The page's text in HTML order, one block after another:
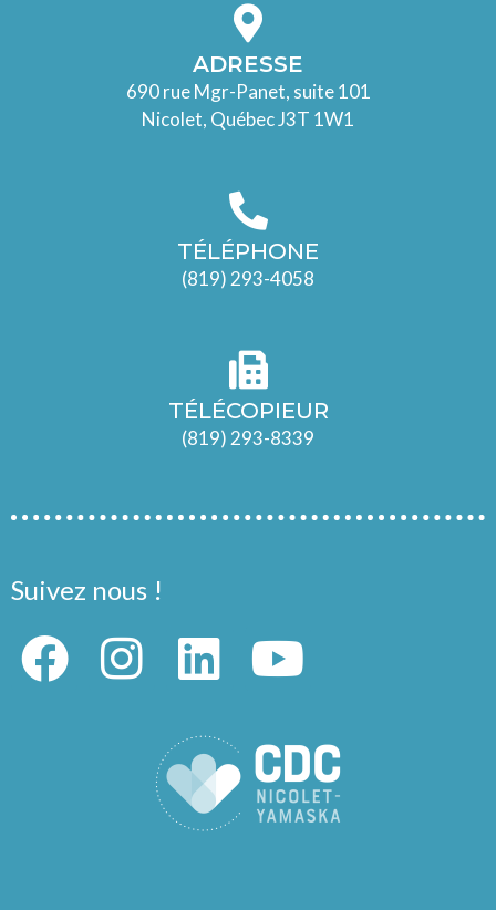
ADRESSE
690 rue Mgr-Panet, suite 101
Nicolet, Québec J3T 1W1
TÉLÉPHONE
(819) 293-4058
TÉLÉCOPIEUR
(819) 293-8339
Suivez nous !